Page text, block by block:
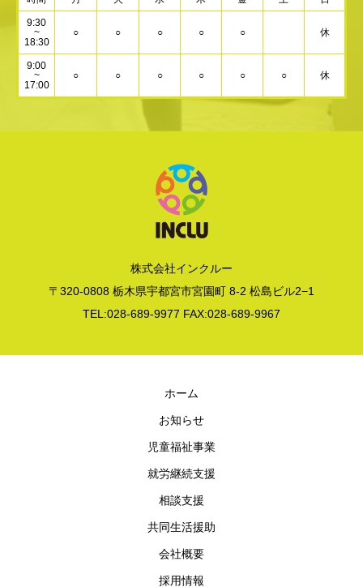
9:30
~
18:30
○ ○ ○ ○ ○ 休
9:00
~
17:00
○ ○ ○ ○ ○ ○ 休
株式会社インクルー
〒320-0808 栃木県宇都宮市宮園町 8-2 松島ビル2−1
TEL:028-689-9977 FAX:028-689-9967
ホーム
お知らせ
児童福祉事業
就労継続支援
相談支援
共同生活援助
会社概要
採用情報